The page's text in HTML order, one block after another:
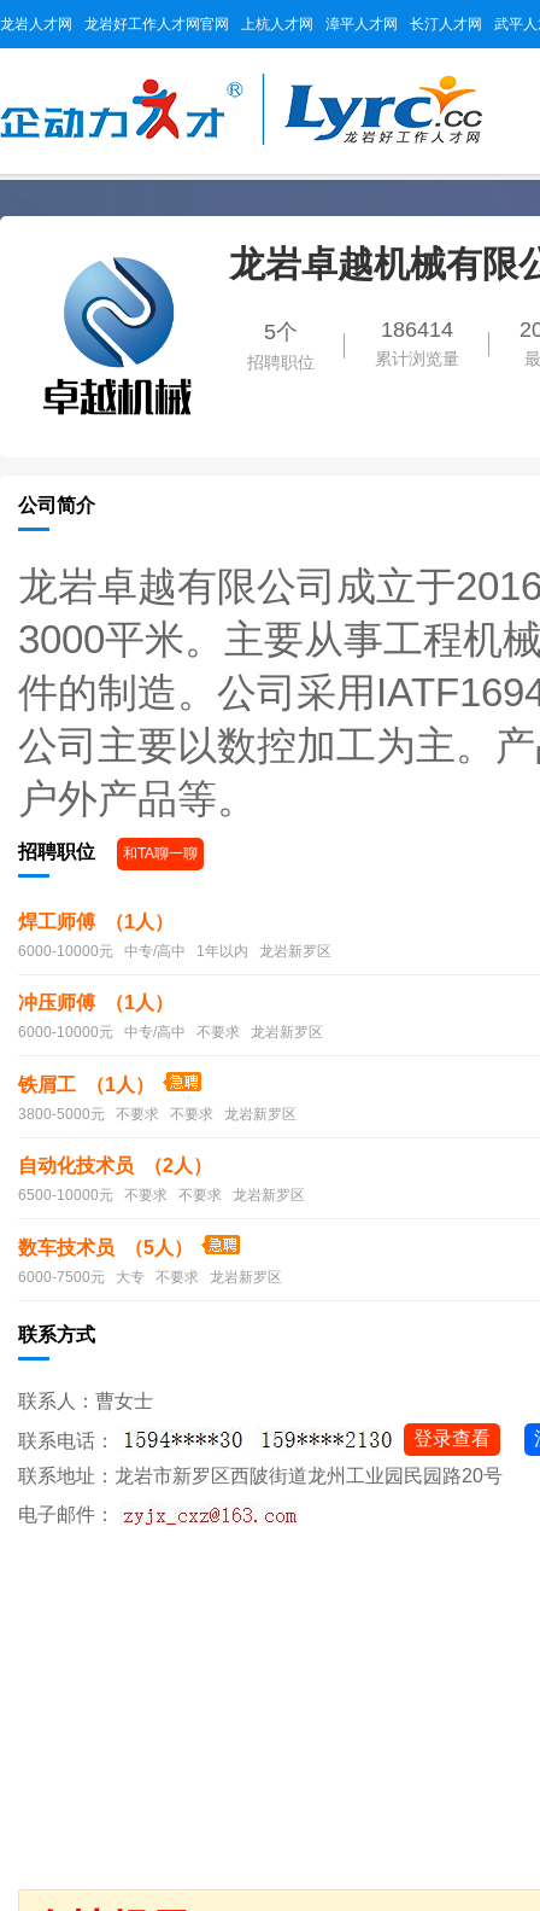
龙岩人才网 龙岩好工作人才网官网 上杭人才网 漳平人才网 长汀人才网 武平
龙岩卓越机械有限
5个
招聘职位
186414
累计浏览量
公司简介
龙岩卓越有限公司成立于
3000平米。主要从事工程机
件的制造。公司采用
公司主要以数控加工为主。
户外产品等。
招聘职位 和TA聊一聊
焊工师傅 （1人）
6000-10000元 中专/高中 1年以内 龙岩新罗区
冲压师傅 （1人）
6000-10000元 中专/高中 不要求 龙岩新罗区
铁屑工 （1人）
3800-5000元 不要求 不要求 龙岩新罗区
自动化技术员 （2人）
6500-10000元 不要求 不要求 龙岩新罗区
数车技术员 （5人）
6000-7500元 大专 不要求 龙岩新罗区
联系方式
联系人：曹女士
联系电话：
登录查看
联系地址：龙岩市新罗区西陂街道龙州工业园民园路20号
电子邮件：